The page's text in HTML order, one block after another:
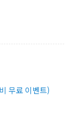
무료 이벤트)